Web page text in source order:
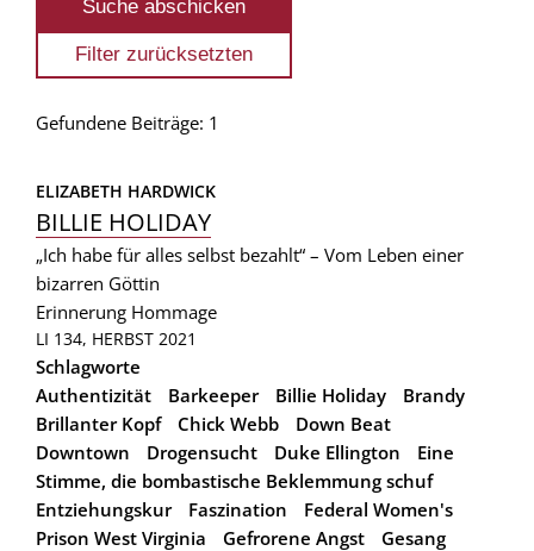
Gefundene Beiträge: 1
ELIZABETH HARDWICK
BILLIE HOLIDAY
„Ich habe für alles selbst bezahlt“ – Vom Leben einer
bizarren Göttin
Erinnerung Hommage
LI 134, HERBST 2021
Schlagworte
Authentizität
Barkeeper Billie Holiday
Brandy
Brillanter Kopf
Chick Webb
Down Beat
Downtown
Drogensucht Duke Ellington
Eine
Stimme, die bombastische Beklemmung schuf
Entziehungskur
Faszination
Federal Women's
Prison West Virginia
Gefrorene Angst
Gesang